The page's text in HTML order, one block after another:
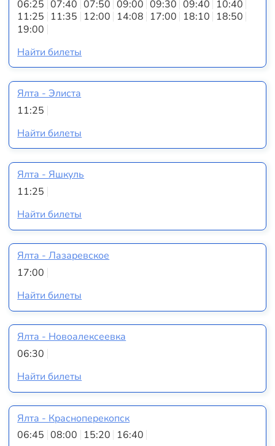
06:25 07:40 07:50 09:00 09:30 09:40 10:40
11:25 11:35 12:00 14:08 17:00 18:10 18:50
19:00
Найти билеты
Ялта - Элиста
11:25
Найти билеты
Ялта - Яшкуль
11:25
Найти билеты
Ялта - Лазаревское
17:00
Найти билеты
Ялта - Новоалексеевка
06:30
Найти билеты
Ялта - Красноперекопск
06:45 08:00 15:20 16:40